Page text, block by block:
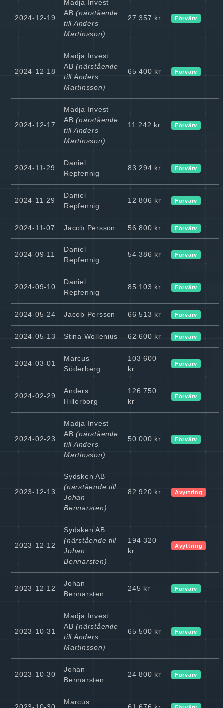
2024-12-19
Madja Invest
AB (närstående
till Anders
Martinsson)
27 357 kr Förvärv
2024-12-18
Madja Invest
AB (närstående
till Anders
Martinsson)
65 400 kr Förvärv
2024-12-17
Madja Invest
AB (närstående
till Anders
Martinsson)
11 242 kr Förvärv
2024-11-29
Daniel
Repfennig
83 294 kr Förvärv
2024-11-29
Daniel
Repfennig
12 806 kr Förvärv
2024-11-07 Jacob Persson 56 800 kr Förvärv
2024-09-11
Daniel
Repfennig
54 386 kr Förvärv
2024-09-10
Daniel
Repfennig
85 103 kr Förvärv
2024-05-24 Jacob Persson 66 513 kr Förvärv
2024-05-13 Stina Wollenius 62 600 kr Förvärv
2024-03-01
Marcus
Söderberg
103 600
kr
Förvärv
2024-02-29
Anders
Hillerborg
126 750
kr
Förvärv
2024-02-23
Madja Invest
AB (närstående
till Anders
Martinsson)
50 000 kr Förvärv
2023-12-13
Sydsken AB
(närstående till
Johan
Bennarsten)
82 920 kr Avyttring
2023-12-12
Sydsken AB
(närstående till
Johan
Bennarsten)
194 320
kr
Avyttring
2023-12-12
Johan
Bennarsten
245 kr Förvärv
2023-10-31
Madja Invest
AB (närstående
till Anders
Martinsson)
65 500 kr Förvärv
2023-10-30
Johan
Bennarsten
24 800 kr Förvärv
Marcus